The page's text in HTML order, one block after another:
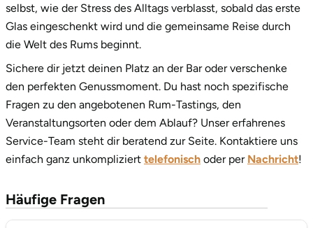
selbst, wie der Stress des Alltags verblasst, sobald das erste
Glas eingeschenkt wird und die gemeinsame Reise durch
die Welt des Rums beginnt.
Sichere dir jetzt deinen Platz an der Bar oder verschenke
den perfekten Genussmoment. Du hast noch spezifische
Fragen zu den angebotenen Rum-Tastings, den
Veranstaltungsorten oder dem Ablauf? Unser erfahrenes
Service-Team steht dir beratend zur Seite. Kontaktiere uns
einfach ganz unkompliziert telefonisch oder per Nachricht!
Häufige Fragen